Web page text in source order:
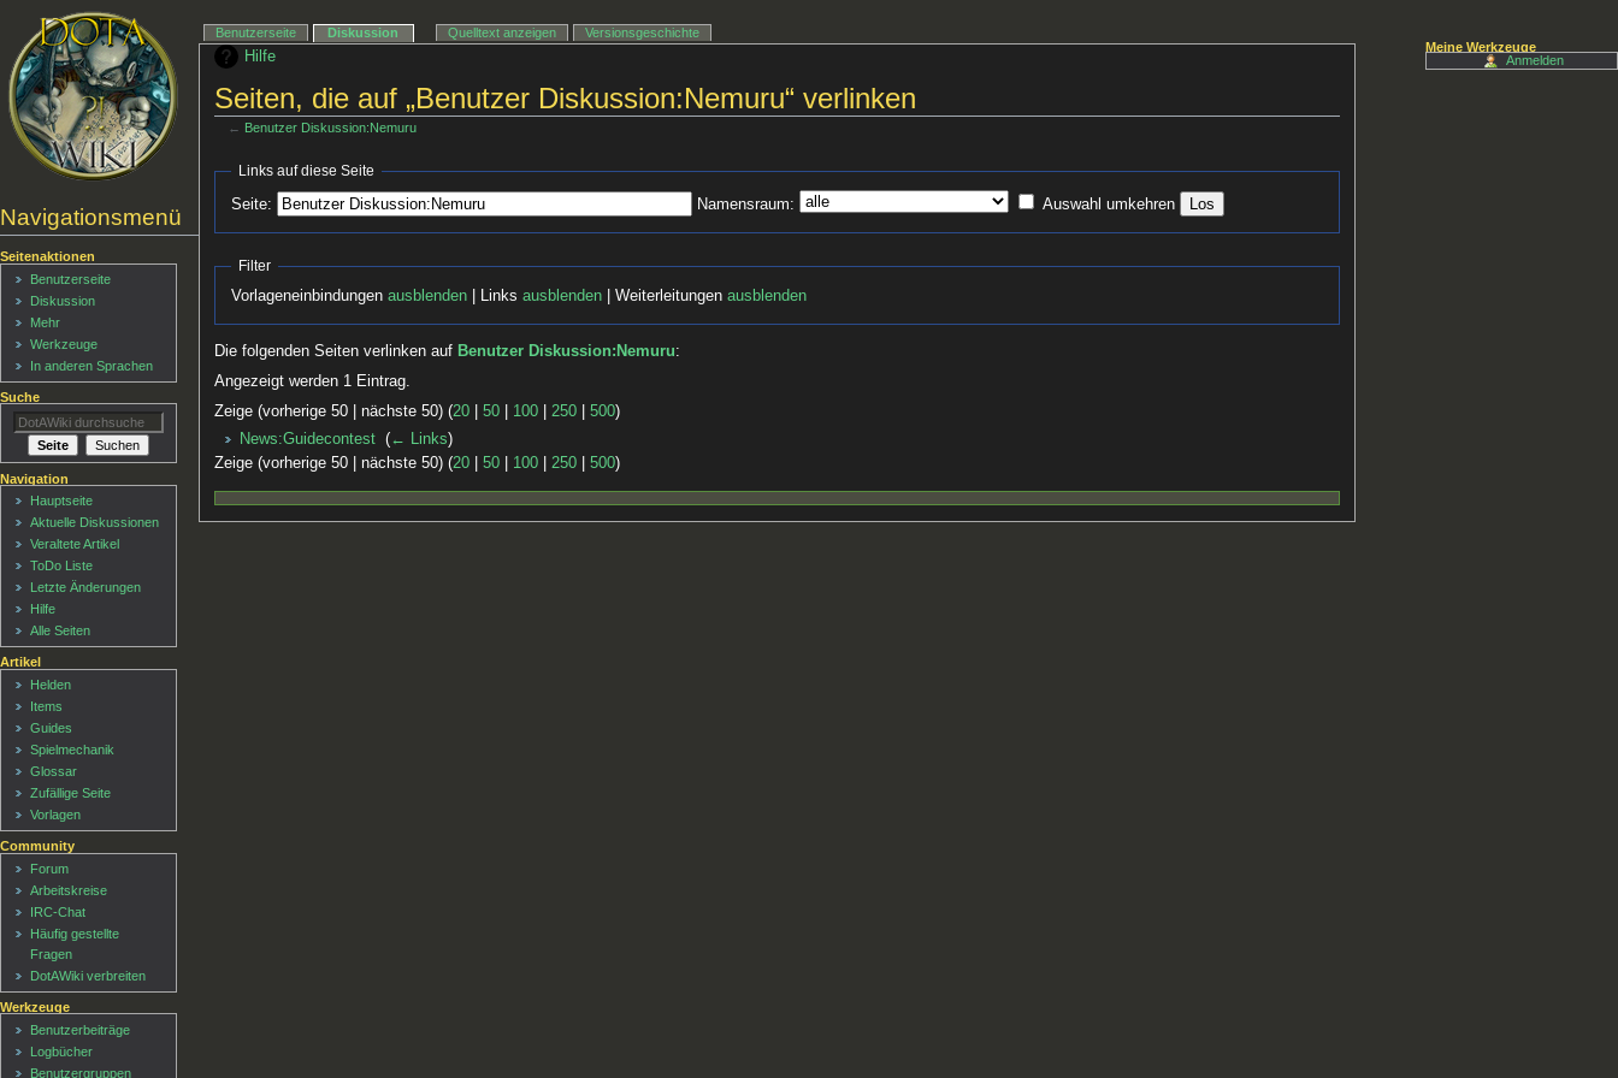
Hilfe
Seiten, die auf „Benutzer Diskussion:Nemuru“ verlinken
← Benutzer Diskussion:Nemuru
Links auf diese Seite
Seite: Namensraum: Auswahl umkehren
Filter
Vorlageneinbindungenausblenden | Linksausblenden | Weiterleitungenausblenden
Die folgenden Seiten verlinken auf Benutzer Diskussion:Nemuru:
Angezeigt werden 1 Eintrag.
Zeige (vorherige 50 | nächste 50) (20 |50 100 |250 |500)
News:Guidecontest‎ (← Links)
Zeige (vorherige 50 | nächste 50) (20 |50 100 |250 |500)
Navigationsmenü
Benutzerseite Diskussion Quelltext anzeigen Versionsgeschichte
Seitenaktionen
Benutzerseite
Diskussion
Mehr
Werkzeuge
In anderen Sprachen
Meine Werkzeuge
Anmelden
Suche
Navigation
Hauptseite
Aktuelle Diskussionen
Veraltete Artikel
ToDo Liste
Letzte Änderungen
Hilfe
Alle Seiten
Artikel
Helden
Items
Guides
Spielmechanik
Glossar
Zufällige Seite
Vorlagen
Community
Forum
Arbeitskreise
IRC-Chat
Häufig gestellte
Fragen
DotAWiki verbreiten
Werkzeuge
Benutzerbeiträge
Logbücher
Benutzergruppen